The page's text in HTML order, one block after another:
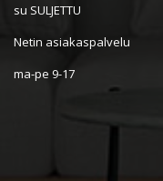
su SULJETTU
Netin asiakaspalvelu
ma-pe 9-17